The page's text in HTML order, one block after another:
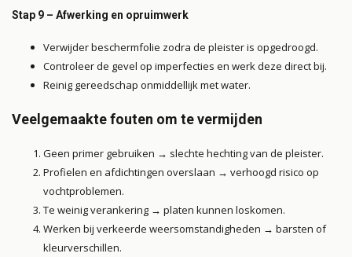
Stap 9 – Afwerking en opruimwerk
Verwijder beschermfolie zodra de pleister is opgedroogd.
Controleer de gevel op imperfecties en werk deze direct bij.
Reinig gereedschap onmiddellijk met water.
Veelgemaakte fouten om te vermijden
Geen primer gebruiken → slechte hechting van de pleister.
Profielen en afdichtingen overslaan → verhoogd risico op
vochtproblemen.
Te weinig verankering → platen kunnen loskomen.
Werken bij verkeerde weersomstandigheden → barsten of
kleurverschillen.